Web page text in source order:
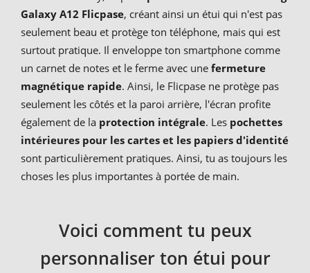
Galaxy A12 Flicpase, créant ainsi un étui qui n'est pas
seulement beau et protège ton téléphone, mais qui est
surtout pratique. Il enveloppe ton smartphone comme
un carnet de notes et le ferme avec une fermeture
magnétique rapide. Ainsi, le Flicpase ne protège pas
seulement les côtés et la paroi arrière, l'écran profite
également de la protection intégrale. Les pochettes
intérieures pour les cartes et les papiers d'identité
sont particulièrement pratiques. Ainsi, tu as toujours les
choses les plus importantes à portée de main.
Voici comment tu peux
personnaliser ton étui pour